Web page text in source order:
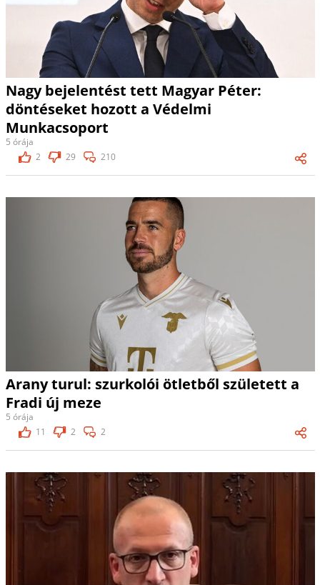
Nagy bejelentést tett Magyar Péter:
döntéseket hozott a Védelmi
Munkacsoport
5 órája
2
29 210
Arany turul: szurkolói ötletből született a
Fradi új meze
5 órája
11
2 2